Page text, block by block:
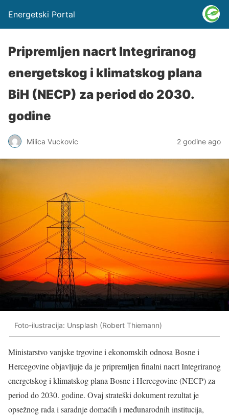
Energetski Portal
Pripremljen nacrt Integriranog
energetskog i klimatskog plana
BiH (NECP) za period do 2030.
godine
Milica Vuckovic 2 godine ago
Foto-ilustracija: Unsplash (Robert Thiemann)
Ministarstvo vanjske trgovine i ekonomskih odnosa Bosne i
Hercegovine objavljuje da je pripremljen finalni nacrt Integriranog
energetskog i klimatskog plana Bosne i Hercegovine (NECP) za
period do 2030. godine. Ovaj strateški dokument rezultat je
opsežnog rada i saradnje domaćih i međunarodnih institucija,